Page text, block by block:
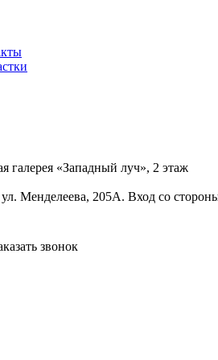
галерея «Западный луч», 2 этаж
Менделеева, 205А. Вход со
звонок